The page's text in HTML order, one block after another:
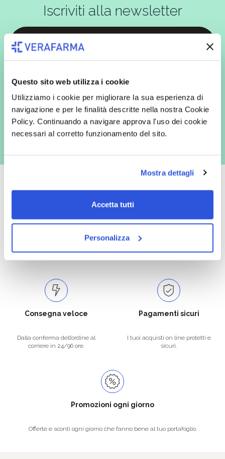
Questo sito web utilizza i cookie
Utilizziamo i cookie per migliorare la sua esperienza di
navigazione e per le finalità descritte nella nostra Cookie
Policy. Continuando a navigare approva l'uso dei cookie
necessari al corretto funzionamento del sito.
Mostra dettagli
Accetta tutti
Personalizza
Iscriviti alla newsletter
In qualità di interessato, avendo letto l’informativaPrivacy Policy
espressamente al trattamento dei miei dati personali per finalità
commerciali da parte di Verafarma, tra cui invio di comunicazioni
marketing (con modalità telematiche - quali ad es. newsletter ed e-mail
con inviti e comunicazioni commerciali - e modalità tradizionali, quali ad
es. posta cartacea)
Catalogo prodotti ampio e completo
Con un acquisto minimo di 29.90 €
Spedizioni in tutta Europa a 20€.
Consegna veloce
Dalla conferma dell’ordine al
corriere in 24/96 ore.
Pagamenti sicuri
I tuoi acquisti on line protetti e
sicuri.
Promozioni ogni giorno
Offerte e sconti ogni giorno che fanno bene al tuo portafoglio.